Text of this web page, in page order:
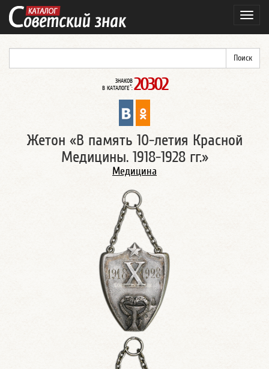
ЗНАКОВ
В КАТАЛОГЕ*: 20302
Жетон «В память 10-летия Красной
Медицины. 1918-1928 гг.»
Медицина